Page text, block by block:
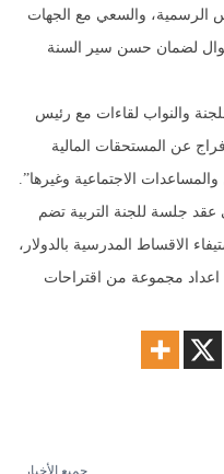
الرسمية، والسعي مع الجهات
لضمان حسن سير السنة
والنواب لقاءات مع رئيس
عن المستحقات المالية
الاجتماعية وغيرها”.
عقد جلسة للجنة التربية تضم
الاقساط المدرسية بالدولار،
اعداد مجموعة من اقتراحات